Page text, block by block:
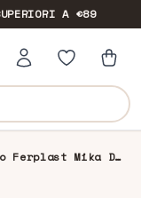
A €89
Sacchi igienici lettiera gatto Ferplast Mika Dama 10 pz